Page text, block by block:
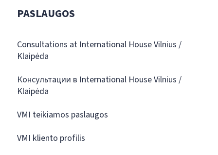
PASLAUGOS
Consultations at International House Vilnius /
Klaipėda
Консультации в International House Vilnius /
Klaipėda
VMI teikiamos paslaugos
VMI kliento profilis